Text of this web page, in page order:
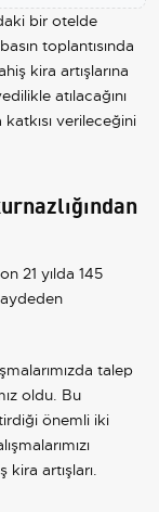
bir otelde
toplantısında
kira artışlarına
atılacağını
verileceğini
21 yılda 145
talep
oldu. Bu
önemli iki
artışları.